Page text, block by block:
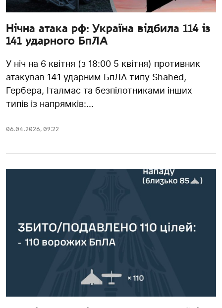
Нічна атака рф: Україна відбила 114 із
141 ударного БпЛА
У ніч на 6 квітня (з 18:00 5 квітня) противник
атакував 141 ударним БпЛА типу Shahed,
Гербера, Італмас та безпілотниками інших
типів із напрямків:...
06.04.2026, 09:22